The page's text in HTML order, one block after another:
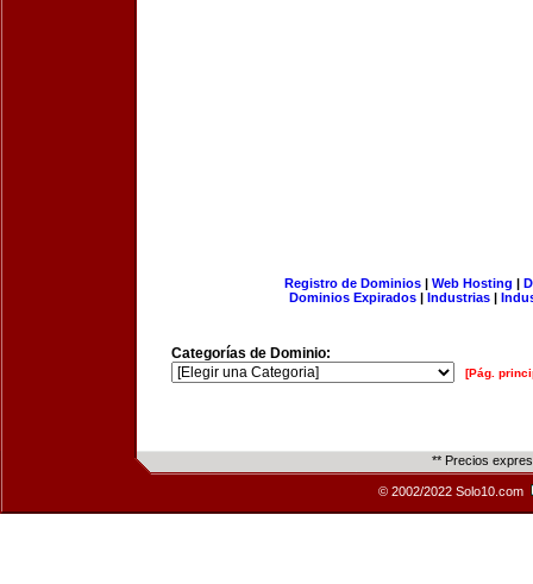
Registro de Dominios| Web Hosting |
Dominios Expirados | Industrias |
Categorías de Dominio:
[Pág.
** Precios
© 2002/2022 Solo10.com